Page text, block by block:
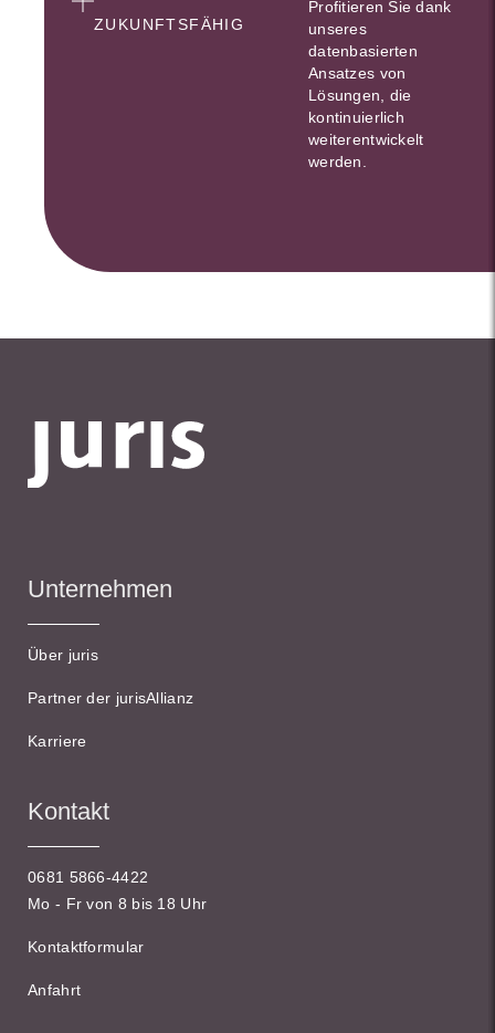
ZUKUNFTSFÄHIG
Profitieren Sie dank
unseres
datenbasierten
Ansatzes von
Lösungen, die
kontinuierlich
weiterentwickelt
werden.
Unternehmen
Über juris
Partner der jurisAllianz
Karriere
Kontakt
0681 5866-4422
Mo - Fr von 8 bis 18 Uhr
Kontaktformular
Anfahrt